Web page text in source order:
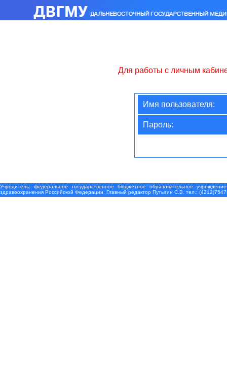
Для работы с личным
Имя пользователя:
Пароль:
Учредитель: федеральное государственное бюджетное образовательное
здравоохранения Российской Федерации. Главный редактор Путыгин С.В. тел.: